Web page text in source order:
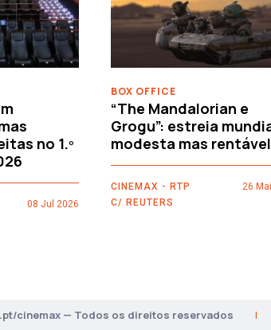
no 1.º
08 Jul 2026
BOX OFFICE
“The Mandalorian e
Grogu”: estreia
modesta mas rentável
CINEMAX - RTP
C/ REUTERS
26
cinemax — Todos os direitos reservados |